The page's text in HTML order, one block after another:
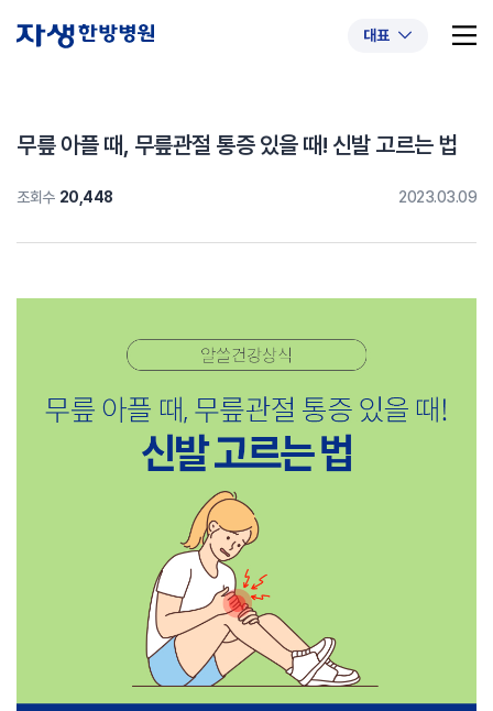
대표
추천 검색어
#교통사고후유증 #허리디스크 #목디스크
무릎 아플 때, 무릎관절 통증 있을 때! 신발 고르는 법
조회수 20,448 2023.03.09